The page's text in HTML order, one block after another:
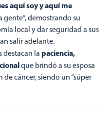
aquí soy y aquí me
gente”, demostrando su
local y dar seguridad a sus
salir adelante.
destacan la paciencia,
que brindó a su esposa
cáncer, siendo un “súper